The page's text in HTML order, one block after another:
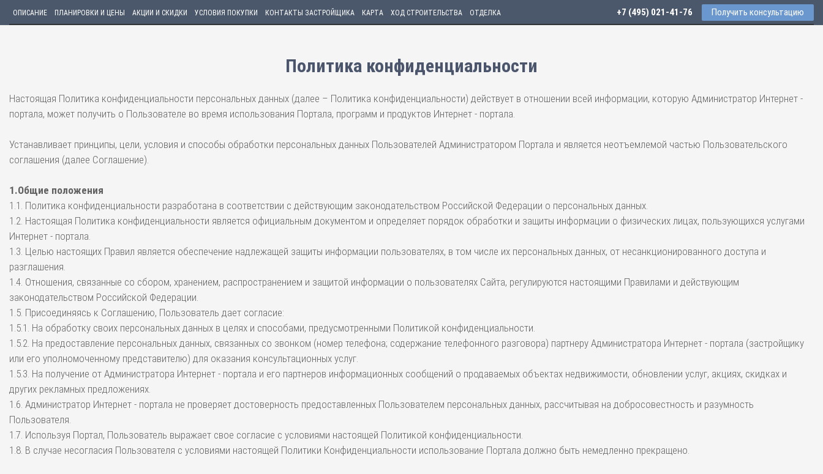
ОПИСАНИЕ ПЛАНИРОВКИ И ЦЕНЫ АКЦИИ И СКИДКИ УСЛОВИЯ ПОКУПКИ КОНТАКТЫ ЗАСТРОЙЩИКА КАРТА ХОД СТРОИТЕЛЬСТВА ОТДЕЛКА +7 (495) 021-41-76 Получить консультацию
Политика конфиденциальности
Настоящая Политика конфиденциальности персональных данных (далее – Политика конфиденциальности) действует в отношении всей информации, которую Администратор Интернет -
портала, может получить о Пользователе во время использования Портала, программ и продуктов Интернет - портала.
Устанавливает принципы, цели, условия и способы обработки персональных данных Пользователей Администратором Портала и является неотъемлемой частью Пользовательского
соглашения (далее Соглашение).
1.Общие положения
1.1. Политика конфиденциальности разработана в соответствии с действующим законодательством Российской Федерации о персональных данных.
1.2. Настоящая Политика конфиденциальности является официальным документом и определяет порядок обработки и защиты информации о физических лицах, пользующихся услугами
Интернет - портала.
1.3. Целью настоящих Правил является обеспечение надлежащей защиты информации пользователях, в том числе их персональных данных, от несанкционированного доступа и
разглашения.
1.4. Отношения, связанные со сбором, хранением, распространением и защитой информации о пользователях Сайта, регулируются настоящими Правилами и действующим
законодательством Российской Федерации.
1.5. Присоединяясь к Соглашению, Пользователь дает согласие:
1.5.1. На обработку своих персональных данных в целях и способами, предусмотренными Политикой конфиденциальности.
1.5.2. На предоставление персональных данных, связанных со звонком (номер телефона; содержание телефонного разговора) партнеру Администратора Интернет - портала (застройщику
или его уполномоченному представителю) для оказания консультационных услуг.
1.5.3. На получение от Администратора Интернет - портала и его партнеров информационных сообщений о продаваемых объектах недвижимости, обновлении услуг, акциях, скидках и
других рекламных предложениях.
1.6. Администратор Интернет - портала не проверяет достоверность предоставленных Пользователем персональных данных, рассчитывая на добросовестность и разумность
Пользователя.
1.7. Используя Портал, Пользователь выражает свое согласие с условиями настоящей Политикой конфиденциальности.
1.8. В случае несогласия Пользователя с условиями настоящей Политики Конфиденциальности использование Портала должно быть немедленно прекращено.